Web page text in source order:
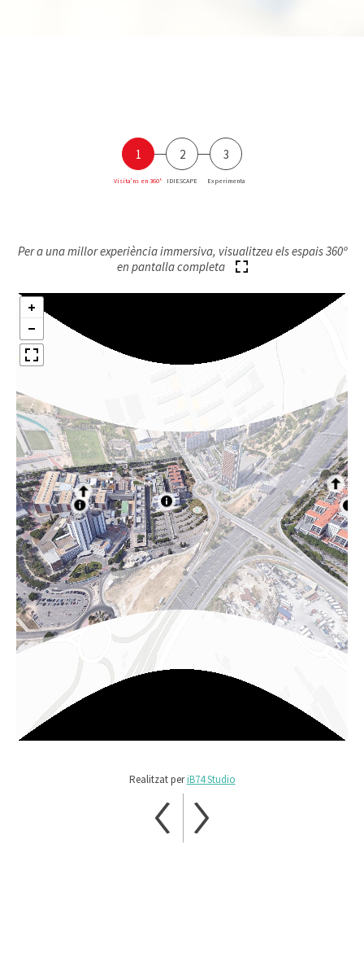
1 2 3
Per a una millor experiència immersiva, visualitzeu els espais 360º
en pantalla completa
Realitzat periB74 Studio